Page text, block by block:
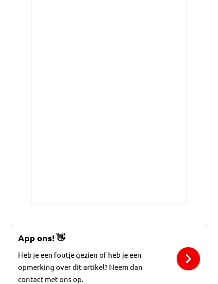
App ons!👋
Heb je een foutje gezien of heb je een
opmerking over dit artikel? Neem dan
contact met ons op.